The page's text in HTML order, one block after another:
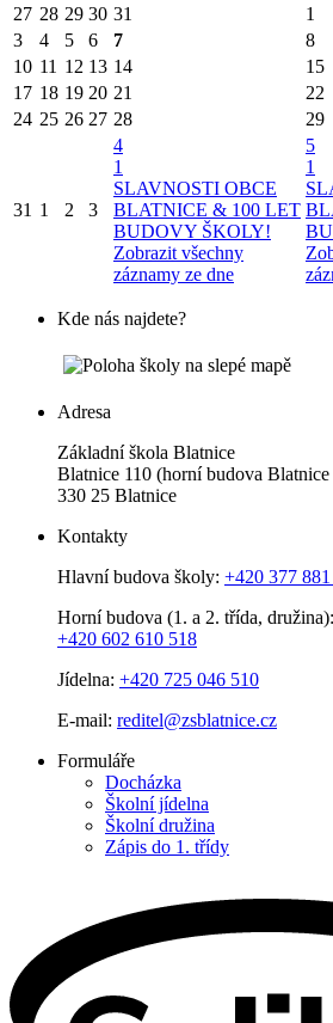
27 28 29 30 31 1
3
4 5 6 7 8
10 11 12 13 14 15
17 18 19 20 21 22
24 25 26 27 28 29
31 1 2 3
4
1
SLAVNOSTI OBCE
BLATNICE & 100 LET
BUDOVY ŠKOLY!
Zobrazit všechny
záznamy ze dne
5
1
Kde nás najdete?
Adresa
Základní škola Blatnice
Blatnice 110 (horní budova
330 25 Blatnice
Kontakty
Hlavní budova školy: +420 377
Horní budova (1. a 2. třída, družina):
+420 602 610 518
Jídelna: +420 725 046 510
E-mail: reditel@zsblatnice.cz
Formuláře
Docházka
Školní jídelna
Školní družina
Zápis do 1. třídy